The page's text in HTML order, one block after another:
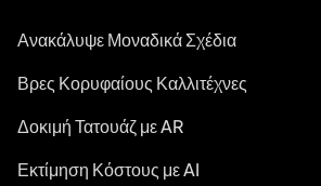
Ανακάλυψε Μοναδικά Σχέδια
Βρες Κορυφαίους Καλλιτέχνες
Δοκιμή Τατουάζ με AR
Εκτίμηση Κόστους με AI